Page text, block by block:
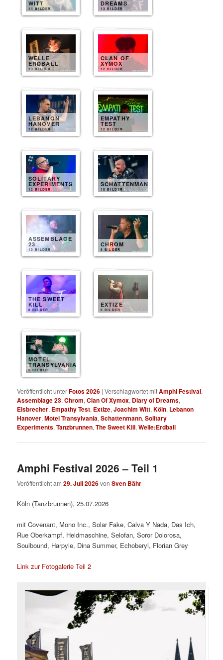
WITT
14 BILDER
DREAMS
13 BILDER
WELLE
ERDBALL
13 BILDER
CLAN OF
XYMOX
12 BILDER
LEBANON
HANOVER
12 BILDER
EMPATHY
TEST
12 BILDER
SOLITARY
EXPERIMENTS
12 BILDER
SCHATTENMANN
10 BILDER
ASSEMBLAGE
23
10 BILDER
CHROM
8 BILDER
THE SWEET
KILL
8 BILDER
EXTIZE
8 BILDER
MOTEL
TRANSYLVANIA
8 BILDER
Veröffentlicht unterFotos 2026 |Verschlagwortet mitAmphi Festival,
Assemblage 23,Chrom,Clan Of Xymox, Diary of Dreams,
Eisbrecher, Empathy Test, Extize,Joachim Witt,Köln, Lebanon
Hanover,Motel Transylvania,Schattenmann,Solitary
Experiments,Tanzbrunnen,The Sweet Kill,Welle:Erdball
Amphi Festival 2026 – Teil 1
Veröffentlicht am29. Juli 2026vonSven Bähr
Köln (Tanzbrunnen), 25.07.2026
mit Covenant, Mono Inc., Solar Fake, Calva Y Nada, Das Ich,
Rue Oberkampf, Heldmaschine, Selofan, Soror Dolorosa,
Soulbound, Harpyie, Dina Summer, Echoberyl, Florian Grey
Link zur Fotogalerie Teil 2